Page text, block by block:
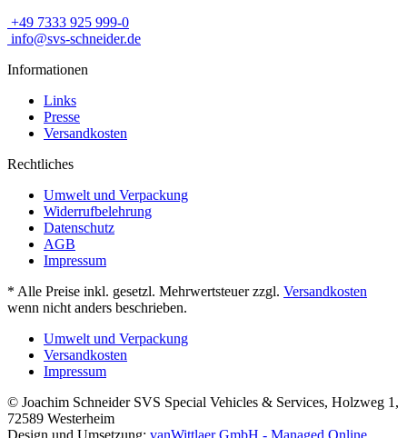
+49 7333 925 999-0
info@svs-schneider.de
Informationen
Links
Presse
Versandkosten
Rechtliches
Umwelt und Verpackung
Widerrufbelehrung
Datenschutz
AGB
Impressum
* Alle Preise inkl. gesetzl. Mehrwertsteuer zzgl. Versandkosten
wenn nicht anders beschrieben.
Umwelt und Verpackung
Versandkosten
Impressum
© Joachim Schneider SVS Special Vehicles & Services, Holzweg 1,
72589 Westerheim
Design und Umsetzung: vanWittlaer GmbH - Managed Online